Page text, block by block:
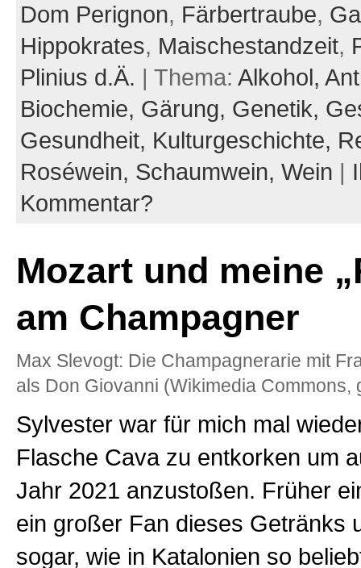
Dom Perignon, Färbertraube,
Hippokrates, Maischestandzeit,
Plinius d.Ä. | Thema: Alkohol,
Biochemie, Gärung, Genetik,
Gesundheit, Kulturgeschichte,
Roséwein, Schaumwein, Wein |
Kommentar?
Mozart und meine
am Champagner
Max Slevogt: Die Champagnerarie mit
als Don Giovanni (Wikimedia Commons,
Sylvester war für mich mal
Flasche Cava zu entkorken um
Jahr 2021 anzustoßen. Früher
ein großer Fan dieses Getränks
sogar, wie in Katalonien so